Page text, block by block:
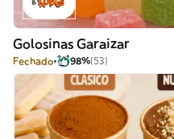
Golosinas Garaizar
Fechado 98%(53)